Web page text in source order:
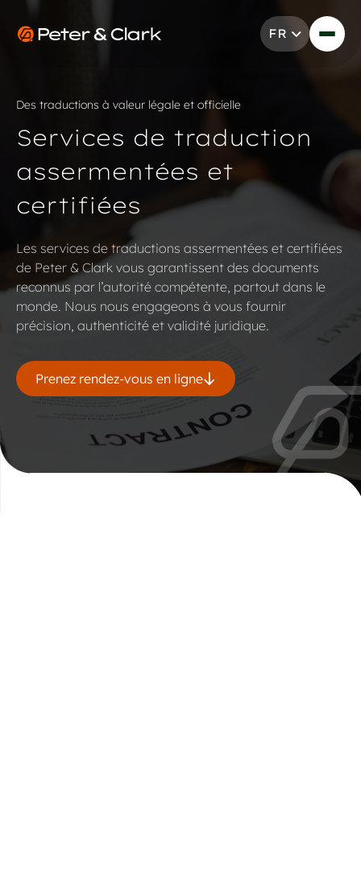
FR
Des traductions à valeur légale et officielle
Services de traduction
assermentées et
certifiées
Les services de traductions assermentées et certifiées
de Peter & Clark vous garantissent des documents
reconnus par l’autorité compétente, partout dans le
monde. Nous nous engageons à vous fournir
précision, authenticité et validité juridique.
Prenez rendez-vous en ligne